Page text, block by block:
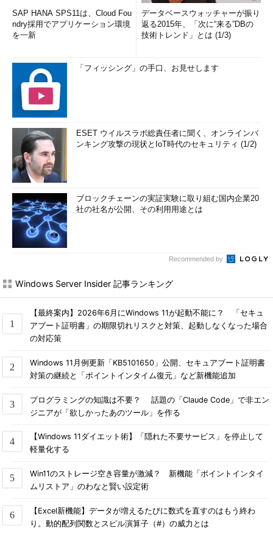
SAP HANA SPS11は、Cloud Fou
ndry採用でアプリケーション環境
を一新
データベースウォッチャーが振り
返る2015年、「次に“来る”DBの
技術トレンド」とは (1/3)
「フィッシング」の手口、お見せします
ESET ウイルスラボ総責任者に聞く、オンラインバ
ンキング攻撃の現状とIoT時代のセキュリティ (1/2)
ブロックチェーンの実証実験に取り組む国内企業20
社の社名が公開、その利用用途とは
Recommended by
Windows Server Insider 記事ランキング
【最終案内】2026年6月にWindows 11が起動不能に？ 「セキュ
アブート証明書」の期限切れリスクと対策、起動しなくなった場合
の対応策
Windows 11月例更新「KB5101650」公開、セキュアブート証明書
対策の継続と「ポイントインタイム復元」など新機能追加
プログラミングの知識は不要？ 話題の「Claude Code」で非エン
ジニアが「欲しかったあのツール」を作る
【Windows 11ダイエット術】「隠れた不要サービス」を停止して
軽量化する
Win11のストレージ空き容量が激減？ 新機能「ポイントインタイ
ムリストア」のわなと賢い設定術
【Excel新機能】データが増えるたびに数式を直すのはもう終わ
り。動的配列関数とスピル演算子（#）の威力とは